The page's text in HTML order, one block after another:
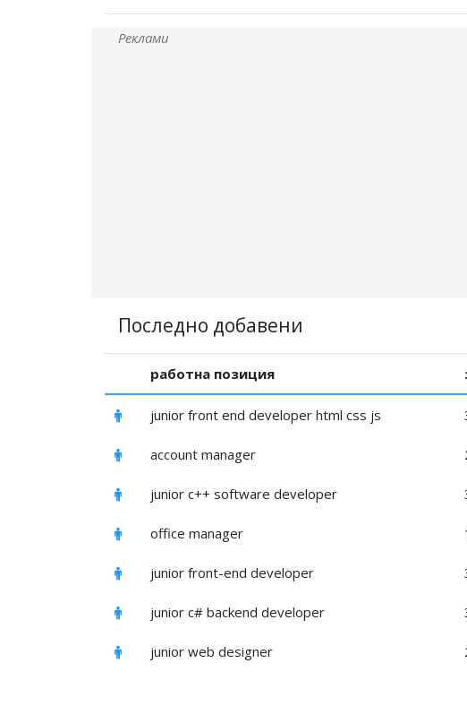
Реклами
Последно добавени
работна позиция
junior front end developer html css js
account manager
junior c++ software developer
office manager
junior front-end developer
junior c# backend developer
junior web designer